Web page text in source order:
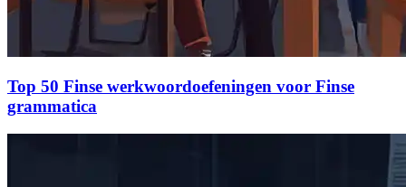
Top 50 Finse werkwoordoefeningen voor Finse
grammatica